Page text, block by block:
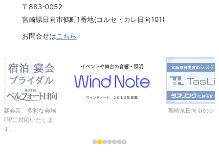
〒883-0052
宮崎県日向市鶴町1番地(コルセ・カレ日向101)
お問合せはこちら
宴会業、多彩な会場
望に対応いたしま
す。
宮崎県日向市のシ